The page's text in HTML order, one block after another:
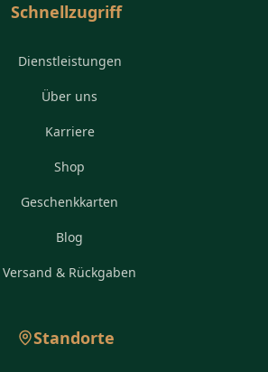
Schnellzugriff
Dienstleistungen
Über uns
Karriere
Shop
Geschenkkarten
Blog
Versand & Rückgaben
Standorte